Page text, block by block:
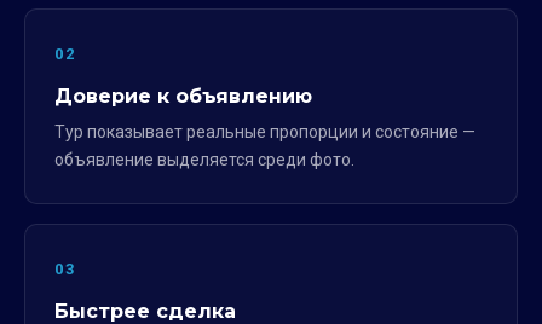
02
Доверие к объявлению
Тур показывает реальные пропорции и состояние —
объявление выделяется среди фото.
03
Быстрее сделка